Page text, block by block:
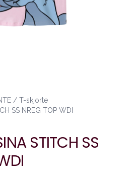
/ T-skjorte
SS NREG TOP WDI
STITCH SS